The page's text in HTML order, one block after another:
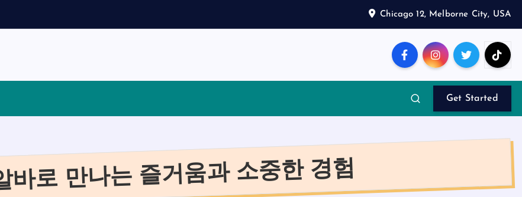
Chicago 12, Melborne City, USA
Get Started
바로 만나는 즐거움과 소중한 경험